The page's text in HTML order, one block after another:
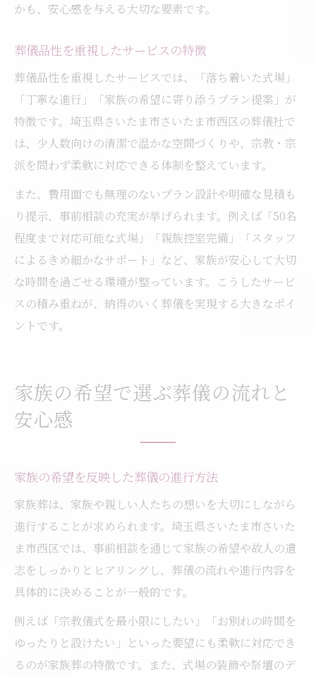
かも、安心感を与える大切な要素です。
葬儀品性を重視したサービスの特徴
葬儀品性を重視したサービスでは、「落ち着いた式場」
「丁寧な進行」「家族の希望に寄り添うプラン提案」が
特徴です。埼玉県さいたま市さいたま市西区の葬儀社で
は、少人数向けの清潔で温かな空間づくりや、宗教・宗
派を問わず柔軟に対応できる体制を整えています。
また、費用面でも無理のないプラン設計や明確な見積も
り提示、事前相談の充実が挙げられます。例えば「50名
程度まで対応可能な式場」「親族控室完備」「スタッフ
によるきめ細かなサポート」など、家族が安心して大切
な時間を過ごせる環境が整っています。こうしたサービ
スの積み重ねが、納得のいく葬儀を実現する大きなポイ
ントです。
家族の希望で選ぶ葬儀の流れと
安心感
家族の希望を反映した葬儀の進行方法
家族葬は、家族や親しい人たちの想いを大切にしながら
進行することが求められます。埼玉県さいたま市さいた
ま市西区では、事前相談を通じて家族の希望や故人の遺
志をしっかりとヒアリングし、葬儀の流れや進行内容を
具体的に決めることが一般的です。
例えば「宗教儀式を最小限にしたい」「お別れの時間を
ゆったりと設けたい」といった要望にも柔軟に対応でき
るのが家族葬の特徴です。また、式場の装飾や祭壇のデ